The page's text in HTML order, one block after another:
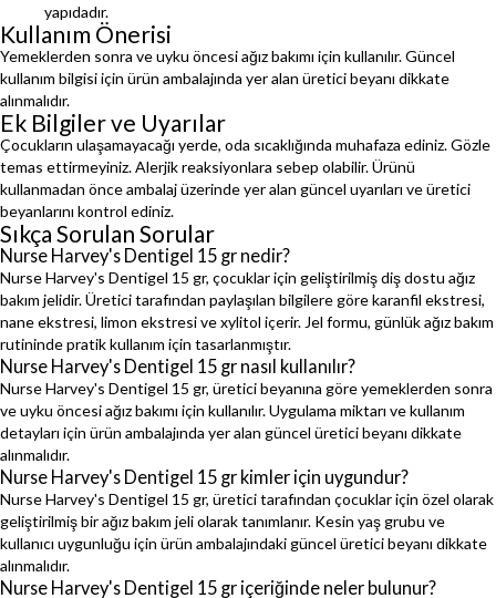
yapıdadır.
Kullanım Önerisi
Yemeklerden sonra ve uyku öncesi ağız bakımı için kullanılır. Güncel
kullanım bilgisi için ürün ambalajında yer alan üretici beyanı dikkate
alınmalıdır.
Ek Bilgiler ve Uyarılar
Çocukların ulaşamayacağı yerde, oda sıcaklığında muhafaza ediniz. Gözle
temas ettirmeyiniz. Alerjik reaksiyonlara sebep olabilir. Ürünü
kullanmadan önce ambalaj üzerinde yer alan güncel uyarıları ve üretici
beyanlarını kontrol ediniz.
Sıkça Sorulan Sorular
Nurse Harvey's Dentigel 15 gr nedir?
Nurse Harvey's Dentigel 15 gr, çocuklar için geliştirilmiş diş dostu ağız
bakım jelidir. Üretici tarafından paylaşılan bilgilere göre karanfil ekstresi,
nane ekstresi, limon ekstresi ve xylitol içerir. Jel formu, günlük ağız bakım
rutininde pratik kullanım için tasarlanmıştır.
Nurse Harvey's Dentigel 15 gr nasıl kullanılır?
Nurse Harvey's Dentigel 15 gr, üretici beyanına göre yemeklerden sonra
ve uyku öncesi ağız bakımı için kullanılır. Uygulama miktarı ve kullanım
detayları için ürün ambalajında yer alan güncel üretici beyanı dikkate
alınmalıdır.
Nurse Harvey's Dentigel 15 gr kimler için uygundur?
Nurse Harvey's Dentigel 15 gr, üretici tarafından çocuklar için özel olarak
geliştirilmiş bir ağız bakım jeli olarak tanımlanır. Kesin yaş grubu ve
kullanıcı uygunluğu için ürün ambalajındaki güncel üretici beyanı dikkate
alınmalıdır.
Nurse Harvey's Dentigel 15 gr içeriğinde neler bulunur?